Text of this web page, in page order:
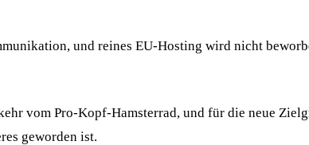
und reines EU-Hosting wird nicht
vom Pro-Kopf-Hamsterrad, und für die neue
geworden ist.